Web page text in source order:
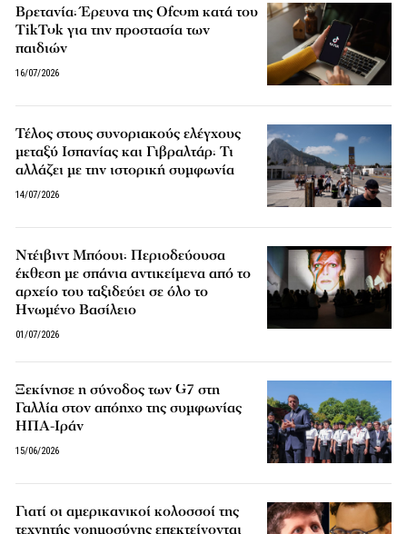
Βρετανία: Έρευνα της Ofcom κατά του
TikTok για την προστασία των
παιδιών
16/07/2026
Τέλος στους συνοριακούς ελέγχους
μεταξύ Ισπανίας και Γιβραλτάρ: Τι
αλλάζει με την ιστορική συμφωνία
14/07/2026
Ντέιβιντ Μπόουι: Περιοδεύουσα
έκθεση με σπάνια αντικείμενα από το
αρχείο του ταξιδεύει σε όλο το
Ηνωμένο Βασίλειο
01/07/2026
Ξεκίνησε η σύνοδος των G7 στη
Γαλλία στον απόηχο της συμφωνίας
ΗΠΑ-Ιράν
15/06/2026
Γιατί οι αμερικανικοί κολοσσοί της
τεχνητής νοημοσύνης επεκτείνονται